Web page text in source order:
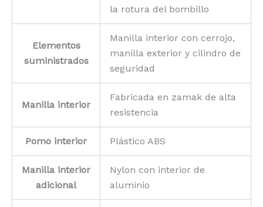
la rotura del bombillo
Elementos
suministrados
Manilla interior con cerrojo,
manilla exterior y cilindro de
seguridad
Manilla interior
Fabricada en zamak de alta
resistencia
Pomo interior Plástico ABS
Manilla interior
adicional
Nylon con interior de
aluminio